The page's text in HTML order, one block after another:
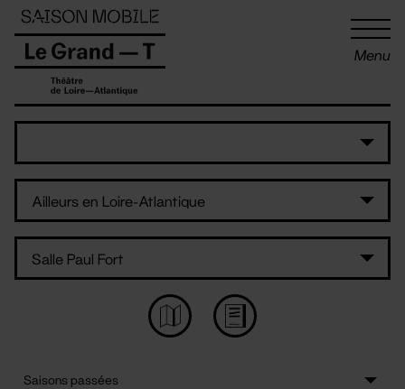
Menu
Panneau de gestion des cookies